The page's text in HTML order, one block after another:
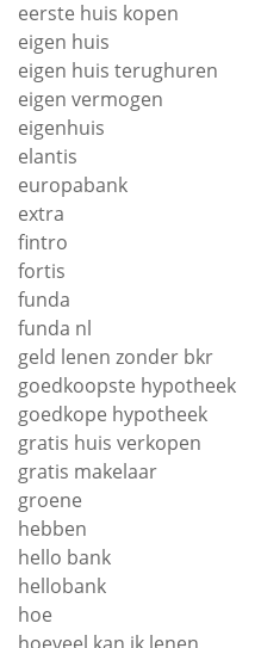
eerste huis kopen
eigen huis
eigen huis terughuren
eigen vermogen
eigenhuis
elantis
europabank
extra
fintro
fortis
funda
funda nl
geld lenen zonder bkr
goedkoopste hypotheek
goedkope hypotheek
gratis huis verkopen
gratis makelaar
groene
hebben
hello bank
hellobank
hoe